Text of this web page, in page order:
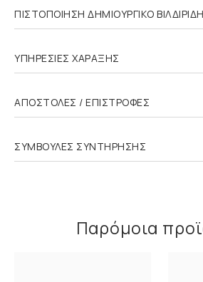
ΠΙΣΤΟΠΟΙΗΣΗ ΔΗΜΙΟΥΡΓΙΚΟ
ΥΠΗΡΕΣΙΕΣ ΧΑΡΑΞΗΣ
ΑΠΟΣΤΟΛΕΣ / ΕΠΙΣΤΡΟΦΕΣ
ΣΥΜΒΟΥΛΕΣ ΣΥΝΤΗΡΗΣΗΣ
Παρόμοια